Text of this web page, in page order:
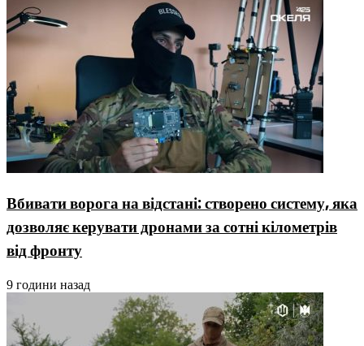
Вбивати ворога на відстані: створено систему, яка
дозволяє керувати дронами за сотні кілометрів
від фронту
9 години назад